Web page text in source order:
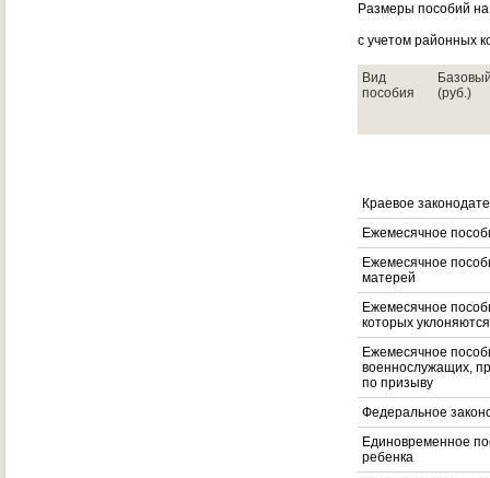
Размеры пособий
с учетом районных
Вид
пособия
(руб.)
Краевое
Ежемесячное
Ежемесячное
матерей
Ежемесячное
которых
Ежемесячное
военнослужащих,
по призыву
Федеральное
Единовременное
ребенка